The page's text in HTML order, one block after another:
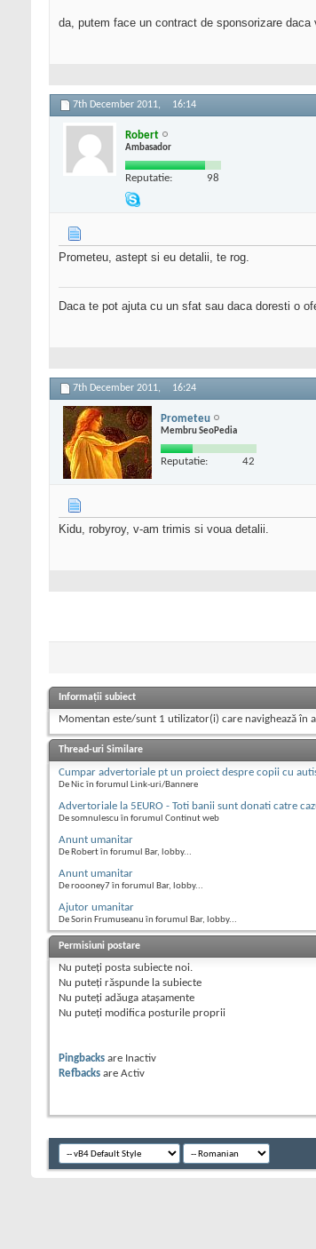
da, putem face un contract de sponsorizare
7th December 2011, 16:14
Robert
Ambasador
Reputatie: 98
Prometeu, astept si eu detalii, te rog.
Daca te pot ajuta cu un sfat sau daca doresti o
7th December 2011, 16:24
Prometeu
Membru SeoPedia
Reputatie: 42
Kidu, robyroy, v-am trimis si voua detalii.
Informații subiect
Momentan este/sunt 1 utilizator(i) care navighează în
Thread-uri Similare
Cumpar advertoriale pt un proiect despre copii cu
De Nic în forumul Link-uri/Bannere
Advertoriale la 5EURO - Toti banii sunt donati catre
De somnulescu în forumul Continut web
Anunt umanitar
De Robert în forumul Bar, lobby...
Anunt umanitar
De roooney7 în forumul Bar, lobby...
Ajutor umanitar
De Sorin Frumuseanu în forumul Bar, lobby...
Permisiuni postare
Nu puteţi posta subiecte noi.
Nu puteţi răspunde la subiecte
Nu puteţi adăuga ataşamente
Nu puteţi modifica posturile proprii
Pingbacks are Inactiv
Refbacks are Activ